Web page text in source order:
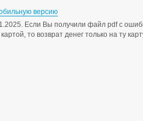
версию
Если Вы получили файл pdf с
то возврат денег только на ту